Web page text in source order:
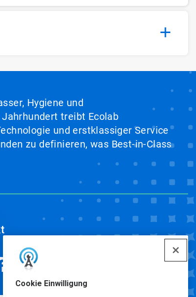
Cookie Einwilligung
Hygiene und
treibt Ecolab
und erstklassiger Service
zu definieren, was Best-in-Class